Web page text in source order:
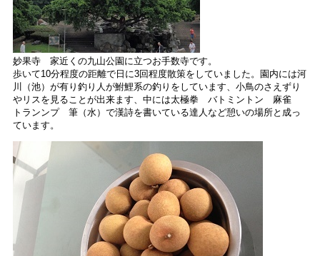
妙果寺 家近くの九山公園に立つお手数寺です。
歩いて10分程度の距離で日に3回程度散策をしていました。園内には河
川（池）が有り釣り人が鮒鯉系の釣りをしています、小鳥のさえずり
やリスを見ることが出来ます、中には太極拳 バトミントン 麻雀
トランンプ 筆（水）で漢詩を書いている達人など憩いの場所と成っ
ています。